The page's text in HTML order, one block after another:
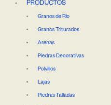
PRODUCTOS
Granos de Río
Granos Triturados
Arenas
Piedras Decorativas
Polvillos
Lajas
Piedras Talladas